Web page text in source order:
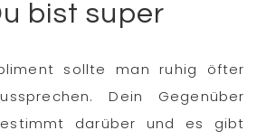
bist super
sollte man ruhig öfter
Dein Gegenüber
darüber und es gibt